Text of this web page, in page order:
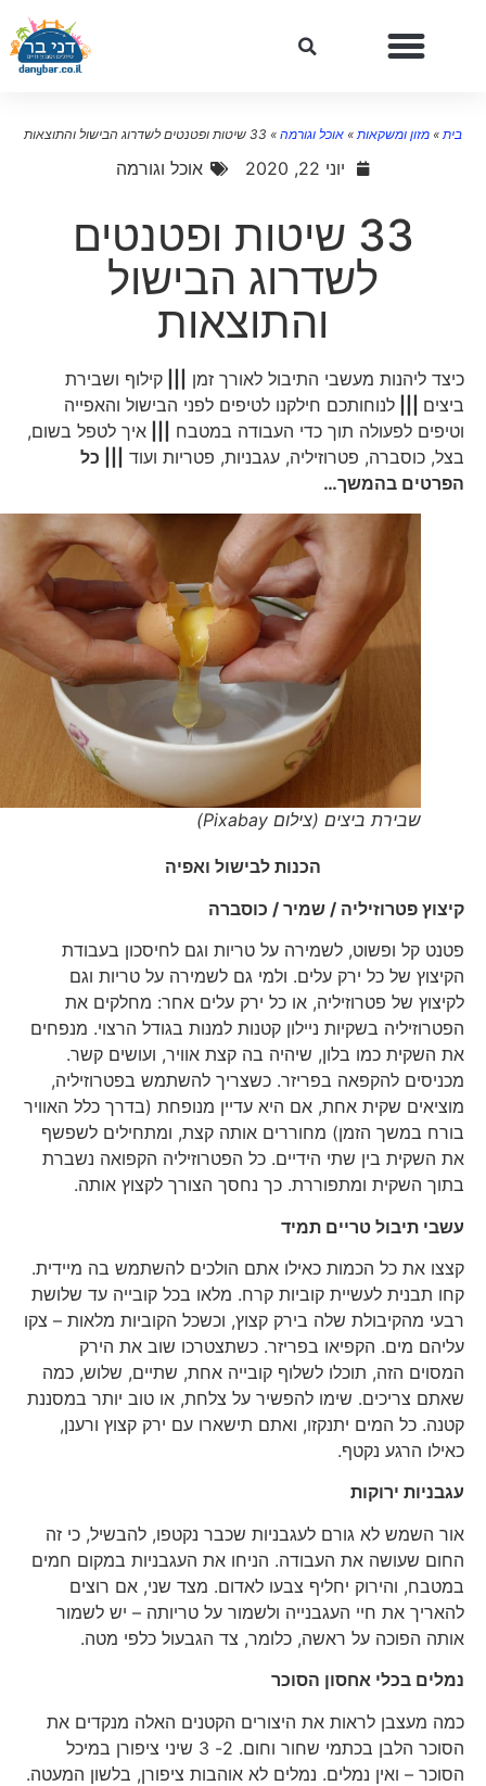
»מזון ומשקאות»אוכל וגורמה»33 שיטות ופטנטים לשדרוג הבישול והתוצאות
יוני 22, 2020 אוכל וגורמה
33 שיטות ופטנטים
לשדרוג הבישול
והתוצאות
כיצד ליהנות מעשבי התיבול לאורך זמן|||
קילוף ושבירת
ביצים|||
לנוחותכם חילקנו לטיפים לפני הבישול והאפייה
וטיפים לפעולה תוך כדי העבודה במטבח|||
איך לטפל בשום,
בצל, כוסברה, פטרוזיליה, עגבניות, פטריות ועוד||| כל
הפרטים בהמשך…
שבירת ביצים (צילום Pixabay)
הכנות לבישול ואפיה
קיצוץ פטרוזיליה / שמיר / כוסברה
פטנט קל ופשוט, לשמירה על טריות וגם לחיסכון בעבודת
הקיצוץ של כל ירק עלים. ולמי גם לשמירה על טריות וגם
לקיצוץ של פטרוזיליה, או כל ירק עלים אחר: מחלקים את
הפטרוזיליה בשקיות ניילון קטנות למנות בגודל הרצוי. מנפחים
את השקית כמו בלון, שיהיה בה קצת אוויר, ועושים קשר.
מכניסים להקפאה בפריזר. כשצריך להשתמש בפטרוזיליה,
מוציאים שקית אחת, אם היא עדיין מנופחת (בדרך כלל האוויר
בורח במשך הזמן) מחוררים אותה קצת, ומתחילים לשפשף
את השקית בין שתי הידיים. כל הפטרוזיליה הקפואה נשברת
בתוך השקית ומתפוררת. כך נחסך הצורך לקצוץ אותה.
עשבי תיבול טריים תמיד
קצצו את כל הכמות כאילו אתם הולכים להשתמש בה מיידית.
קחו תבנית לעשיית קוביות קרח. מלאו בכל קובייה עד שלושת
רבעי מהקיבולת שלה בירק קצוץ, וכשכל הקוביות מלאות – צקו
עליהם מים. הקפיאו בפריזר. כשתצטרכו שוב את הירק
המסוים הזה, תוכלו לשלוף קובייה אחת, שתיים, שלוש, כמה
שאתם צריכים. שימו להפשיר על צלחת, או טוב יותר במסננת
קטנה. כל המים יתנקזו, ואתם תישארו עם ירק קצוץ ורענן,
כאילו הרגע נקטף.
עגבניות ירוקות
אור השמש לא גורם לעגבניות שכבר נקטפו, להבשיל, כי זה
החום שעושה את העבודה. הניחו את העגבניות במקום חמים
במטבח, והירוק יחליף צבעו לאדום. מצד שני, אם רוצים
להאריך את חיי העגבנייה ולשמור על טריותה – יש לשמור
אותה הפוכה על ראשה, כלומר, צד הגבעול כלפי מטה.
נמלים בכלי אחסון הסוכר
כמה מעצבן לראות את היצורים הקטנים האלה מנקדים את
הסוכר הלבן בכתמי שחור וחום. 2- 3 שיני ציפורן במיכל
הסוכר – ואין נמלים. נמלים לא אוהבות ציפורן, בלשון המעטה.